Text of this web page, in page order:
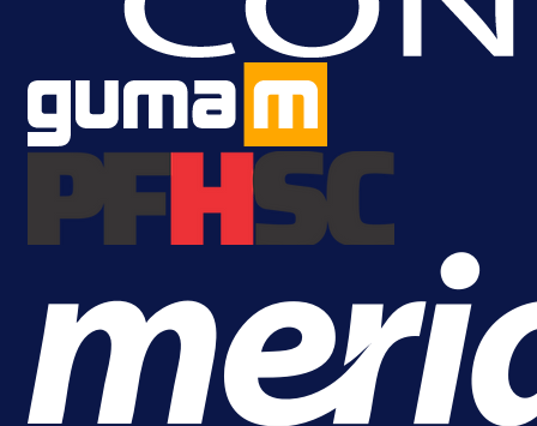
Lukić seli u Bundesligu? Dva
njemačka kluba krenula po bh.
reprezentativca!
1 dan 19 h